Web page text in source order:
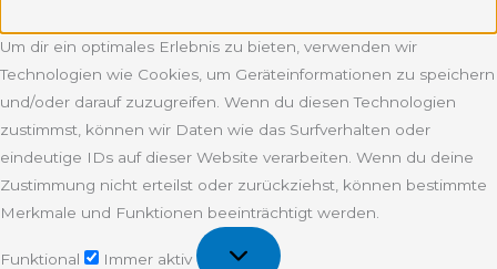
Um dir ein optimales Erlebnis zu bieten, verwenden wir
Technologien wie Cookies, um Geräteinformationen zu speichern
und/oder darauf zuzugreifen. Wenn du diesen Technologien
zustimmst, können wir Daten wie das Surfverhalten oder
eindeutige IDs auf dieser Website verarbeiten. Wenn du deine
Zustimmung nicht erteilst oder zurückziehst, können bestimmte
Merkmale und Funktionen beeinträchtigt werden.
Funktional
Immer aktiv